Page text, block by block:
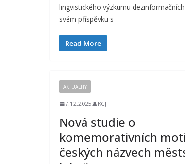
lingvistického výzkumu
svém příspěvku s
Read More
AKTUALITY
7.12.2025 KCJ
Nová studie o
komemorativních
českých názvech